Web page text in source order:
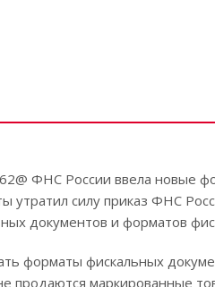
ФНС России ввела новые
утратил силу приказ ФНС
документов и форматов
форматы фискальных
продаются маркированные